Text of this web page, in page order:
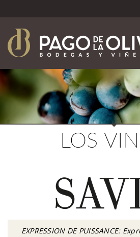
LOS
EXPRESSION DE PUISSANCE: